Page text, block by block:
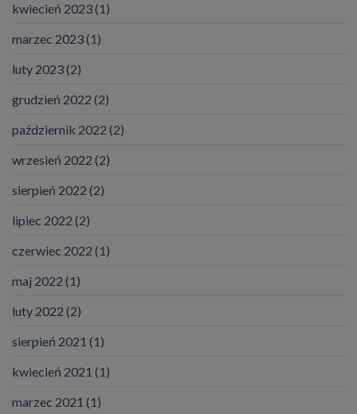
kwiecień 2023(1)
marzec 2023(1)
luty 2023(2)
grudzień 2022 (2)
październik 2022 (2)
wrzesień 2022 (2)
sierpień 2022 (2)
lipiec 2022 (2)
czerwiec 2022 (1)
maj 2022 (1)
luty 2022 (2)
sierpień 2021 (1)
kwiecień 2021 (1)
marzec 2021 (1)